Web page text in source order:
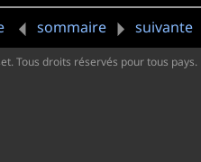
sommaire
suivante
Tous droits réservés pour tous pays.